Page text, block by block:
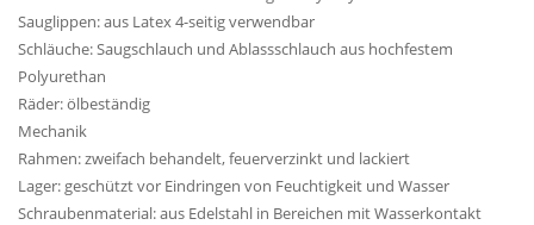
Sauglippen: aus Latex 4-seitig verwendbar
Schläuche: Saugschlauch und Ablassschlauch aus hochfestem
Polyurethan
Räder: ölbeständig
Mechanik
Rahmen: zweifach behandelt, feuerverzinkt und lackiert
Lager: geschützt vor Eindringen von Feuchtigkeit und Wasser
Schraubenmaterial: aus Edelstahl in Bereichen mit Wasserkontakt